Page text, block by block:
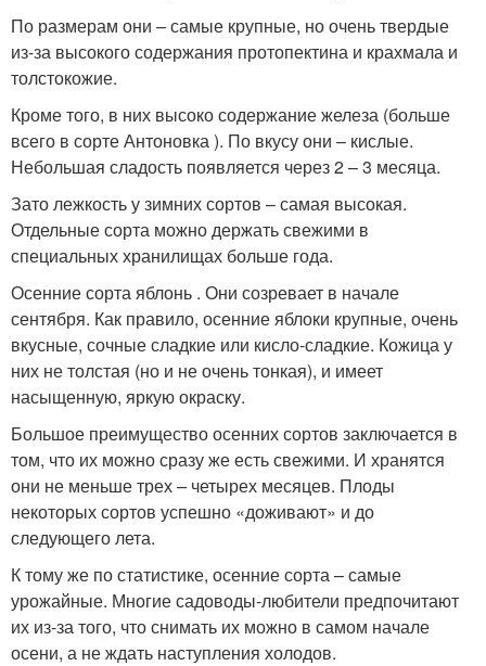
По размерам они – самые крупные, но очень твердые
из-за высокого содержания протопектина и крахмала и
толстокожие.
Кроме того, в них высоко содержание железа (больше
всего в сорте Антоновка ). По вкусу они – кислые.
Небольшая сладость появляется через 2 – 3 месяца.
Зато лежкость у зимних сортов – самая высокая.
Отдельные сорта можно держать свежими в
специальных хранилищах больше года.
Осенние сорта яблонь . Они созревает в начале
сентября. Как правило, осенние яблоки крупные, очень
вкусные, сочные сладкие или кисло-сладкие. Кожица у
них не толстая (но и не очень тонкая), и имеет
насыщенную, яркую окраску.
Большое преимущество осенних сортов заключается в
том, что их можно сразу же есть свежими. И хранятся
они не меньше трех – четырех месяцев. Плоды
некоторых сортов успешно «доживают» и до
следующего лета.
К тому же по статистике, осенние сорта – самые
урожайные. Многие садоводы-любители предпочитают
их из-за того, что снимать их можно в самом начале
осени, а не ждать наступления холодов.